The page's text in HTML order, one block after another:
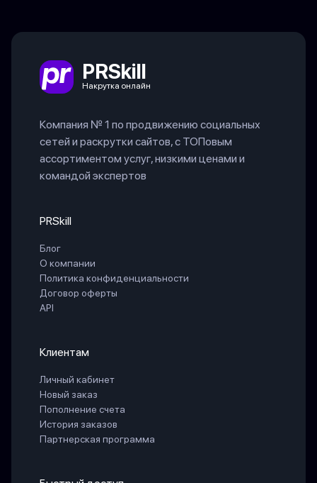
PRSkill
Накрутка онлайн
Компания № 1 по продвижению социальных
сетей и раскрутки сайтов, с ТОПовым
ассортиментом услуг, низкими ценами и
командой экспертов
PRSkill
Блог
О компании
Политика конфиденциальности
Договор оферты
API
Клиентам
Личный кабинет
Новый заказ
Пополнение счета
История заказов
Партнерская программа